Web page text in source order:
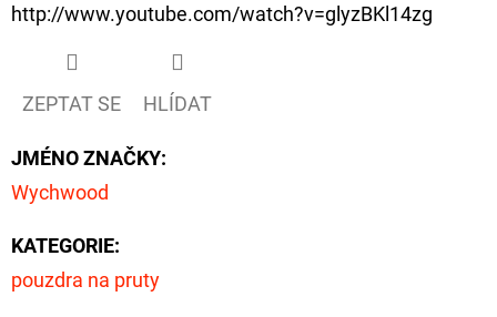
http://www.youtube.com/watch?v=glyzBKl14zg
ZEPTAT SE HLÍDAT
JMÉNO ZNAČKY:
Wychwood
KATEGORIE:
pouzdra na pruty